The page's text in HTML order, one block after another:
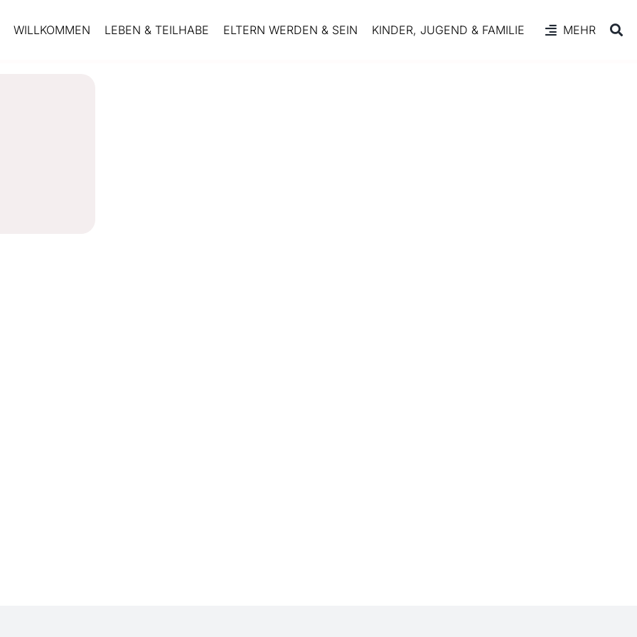
WILLKOMMEN LEBEN & TEILHABE ELTERN WERDEN & SEIN KINDER, JUGEND & FAMILIE MEHR